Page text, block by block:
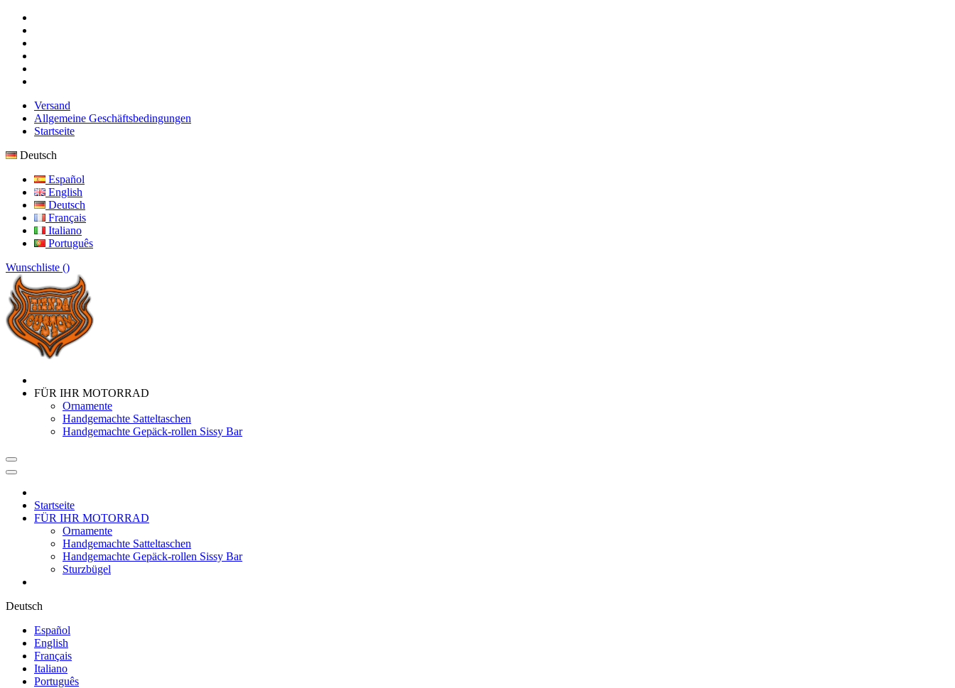
Versand
Allgemeine Geschäftsbedingungen
Startseite
Deutsch
Español
English
Deutsch
Français
Italiano
Português
Wunschliste ()
FÜR IHR MOTORRAD
Ornamente
Handgemachte Satteltaschen
Handgemachte Gepäck-rollen Sissy Bar
Startseite
FÜR IHR MOTORRAD
Ornamente
Handgemachte Satteltaschen
Handgemachte Gepäck-rollen Sissy Bar
Sturzbügel
Deutsch
Español
English
Français
Italiano
Português